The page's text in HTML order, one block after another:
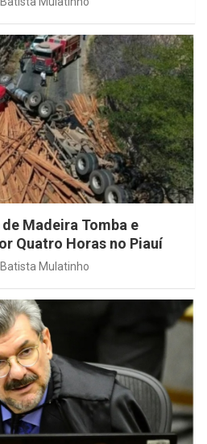
Madeira Tomba e
Quatro Horas no Piauí
Mulatinho